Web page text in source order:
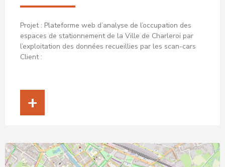
Projet : Plateforme web d’analyse de l’occupation des
espaces de stationnement de la Ville de Charleroi par
l’exploitation des données recueillies par les scan-cars
Client :
+